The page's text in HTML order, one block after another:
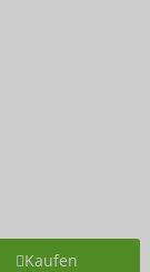
Kaufen